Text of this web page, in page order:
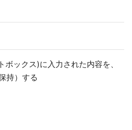
ボックス)に入力された内容を、
持）する